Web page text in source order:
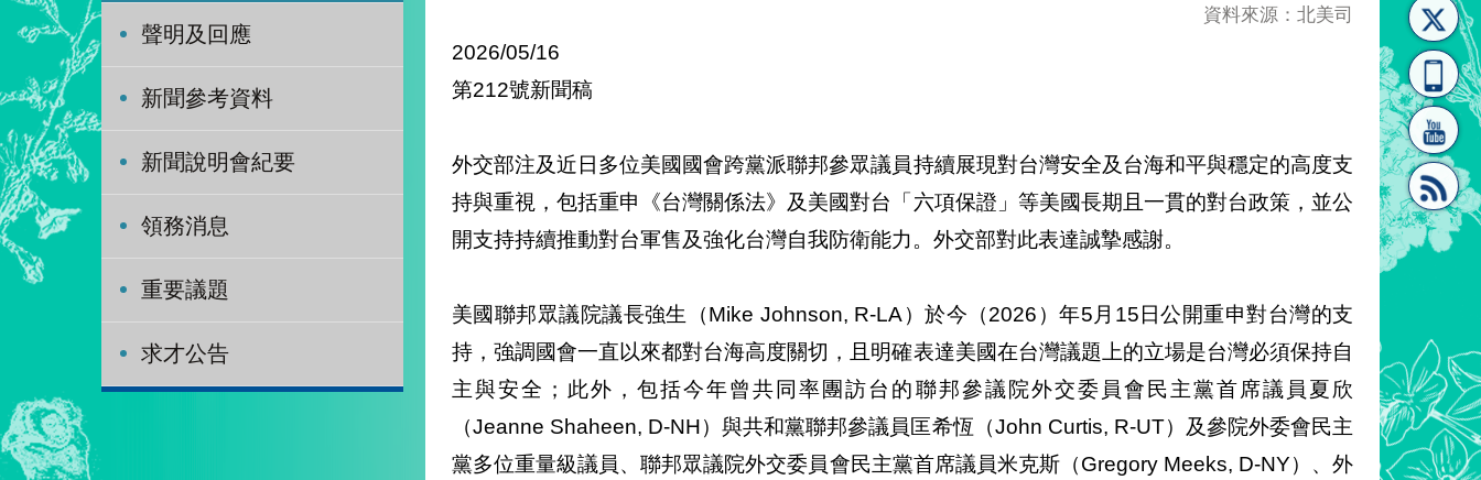
結]" [連
聲明及回應
新聞參考資料
新聞說明會紀要
領務消息
重要議題
求才公告
資料來源：北美司
2026/05/16
第212號新聞稿
外交部注及近日多位美國國會跨黨派聯邦參眾議員持續展現對台灣安全及台海和平與穩定的高度支
持與重視，包括重申《台灣關係法》及美國對台「六項保證」等美國長期且一貫的對台政策，並公
開支持持續推動對台軍售及強化台灣自我防衛能力。外交部對此表達誠摯感謝。
美國聯邦眾議院議長強生（Mike Johnson, R-LA）於今（2026）年5月15日公開重申對台灣的支
持，強調國會一直以來都對台海高度關切，且明確表達美國在台灣議題上的立場是台灣必須保持自
主與安全；此外，包括今年曾共同率團訪台的聯邦參議院外交委員會民主黨首席議員夏欣
（Jeanne Shaheen, D-NH）與共和黨聯邦參議員匡希恆（John Curtis, R-UT）及參院外委會民主
黨多位重量級議員、聯邦眾議院外交委員會民主黨首席議員米克斯（Gregory Meeks, D-NY）、外